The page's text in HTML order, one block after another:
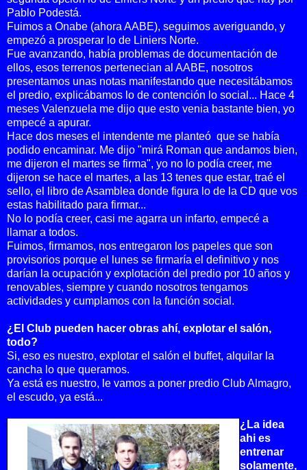
Pablo Podestá.
Fuimos a Onabe (ahora AABE), seguimos averiguando, y
empezó a prosperar lo de Liniers Norte.
Fue avanzando, había problemas de documentación de
ellos, esos terrenos pertenecian al AABE, nosotros
presentamos unas notas manifestando que necesitábamos
el predio, explicábamos lo de contención lo social... Hace 4
meses Valenzuela me dijo que esto venia bastante bien, yo
empecé a apurar.
Hace dos meses el intendente me planteó que se había
podido encaminar. Me dijo "mirá Roman que andamos bien,
me dijeron el martes se firma", yo no lo podía creer, me
dijeron se hace el martes, a las 13 tenes que estar, traé el
sello, el libro de Asamblea donde figura lo de la CD que vos
estas habilitado para firmar...
No lo podía creer, casi me agarra un infarto, empecé a
llamar a todos.
Fuimos, firmamos, nos entregaron los papeles que son
provisorios porque el lunes se firmaría el definitivo y nos
darían la ocupación y explotación del predio por 10 años y
renovables, siempre y cuando nosotros tengamos
actividades y cumplamos con la función social.
¿El Club pueden hacer obras ahí, explotar el salón,
todo?
Si, eso es nuestro, explotar el salón el buffet, alquilar la
cancha lo que queramos.
Ya está es nuestro, le vamos a poner predio Club Almagro,
el escudo, ya está...
¿La idea
ahi es
entrenar
solamente,